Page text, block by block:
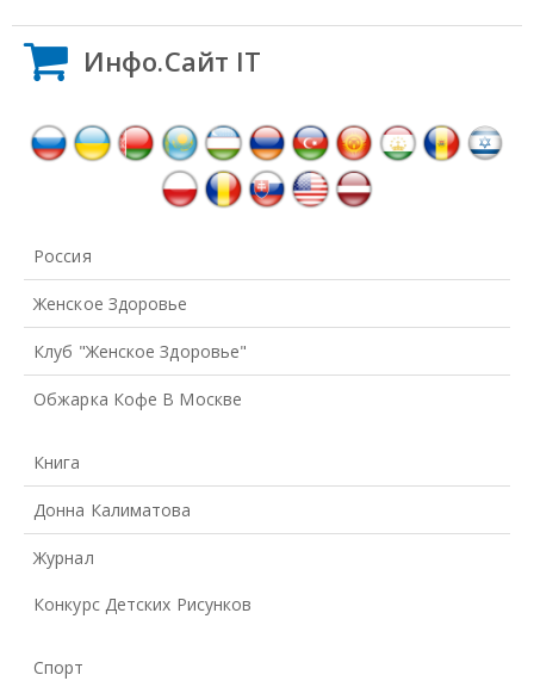
Инфо.Сайт IT
Россия
Женское Здоровье
Клуб "Женское Здоровье"
Обжарка Кофе В Москве
Книга
Донна Калиматова
Журнал
Конкурс Детских Рисунков
Спорт